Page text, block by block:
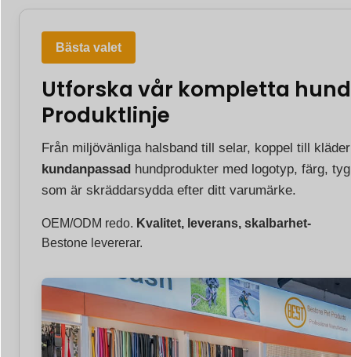
Bästa valet
Utforska vår kompletta
Produktlinje
Från miljövänliga halsband till selar, koppel till
kundanpassad hundprodukter med logotyp, färg,
som är skräddarsydda efter ditt varumärke.
OEM/ODM redo. Kvalitet, leverans, skalbarhet-
Bestone levererar.